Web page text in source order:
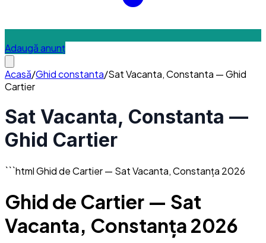
Adaugă anunț
Acasă/Ghidconstanta/Sat Vacanta, Constanta — Ghid
Cartier
Sat Vacanta, Constanta —
Ghid Cartier
```html Ghid de Cartier — Sat Vacanta, Constanța 2026
Ghid de Cartier — Sat
Vacanta, Constanța 2026